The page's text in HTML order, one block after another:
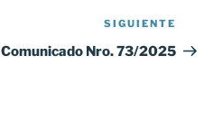
entrada
SIGUIENTE
Comunicado Nro. 73/2025